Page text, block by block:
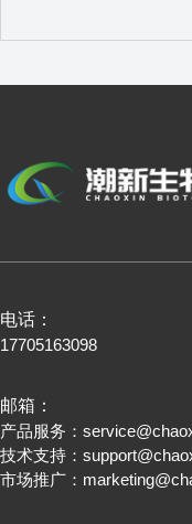
电话：
17705163098
邮箱：
产品服务：
技术支持：
市场推广：